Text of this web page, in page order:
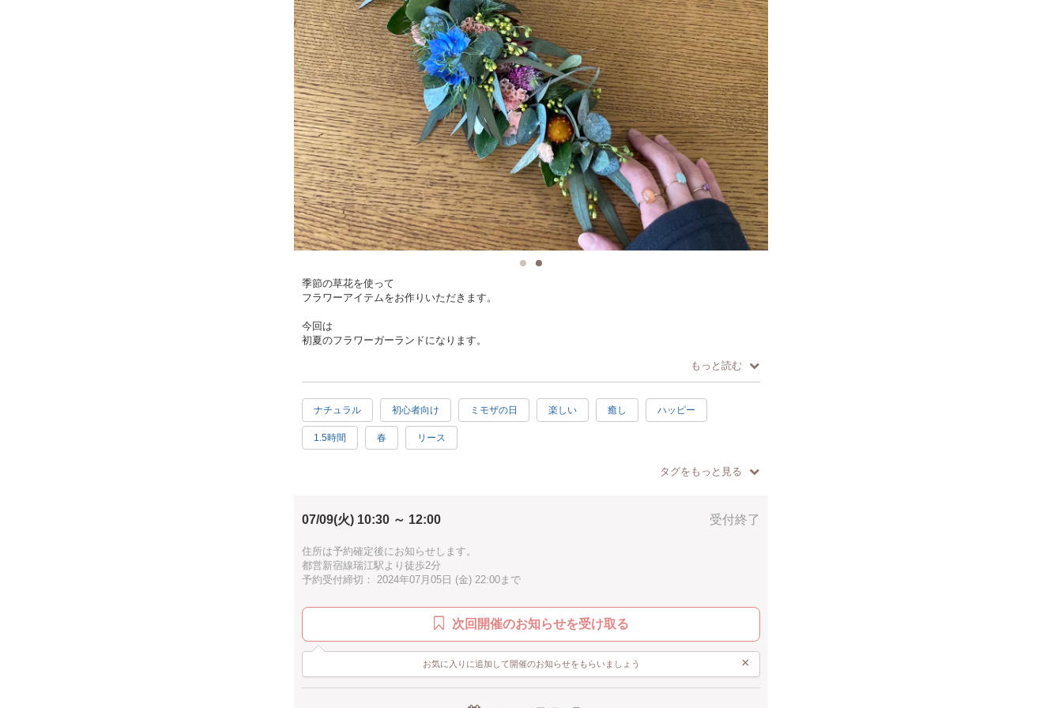
季節の草花を使って
フラワーアイテムをお作りいただきます。
今回は
初夏のフラワーガーランドになります。
フレッシュな草花を花市場からご用意しますので、草花との触れ合いもお楽しみくださいね♪
◇制作アイテム◇
フラワーガーランド
(長さ40センチ前後)
＊写真はイメージになります、花材は当日の仕入れ次第で変更になる可能性がございます
もっと読む
ナチュラル 初心者向け ミモザの日 楽しい 癒し ハッピー
1.5時間 春 リース
タグをもっと見る
受付終了
07/09(火) 10:30 ～ 12:00
住所は予約確定後にお知らせします。
都営新宿線瑞江駅より徒歩2分
予約受付締切： 2024年07月05日 (金) 22:00まで
次回開催のお知らせを受け取る
お気に入りに追加して開催のお知らせをもらいましょう ×